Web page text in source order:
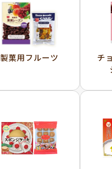
製菓用フルーツ
チ